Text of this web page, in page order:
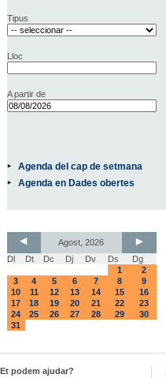
Tipus
Lloc
A partir de
Agenda del cap de setmana
Agenda en Dades obertes
Agost, 2026
Dl
Dt Dc Dj Dv Ds
Dg
1
2
3
4 5 6 7 8
9
10
11 12 13 14 15
16
17
18 19 20 21 22
23
24
25 26 27 28 29
30
31
Et podem ajudar?